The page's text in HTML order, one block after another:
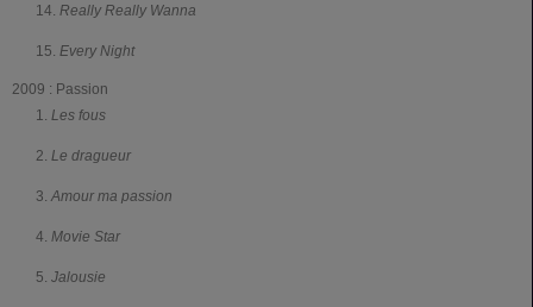
Really Really Wanna
Every Night
2009 : Passion
Les fous
Le dragueur
Amour ma passion
Movie Star
Jalousie